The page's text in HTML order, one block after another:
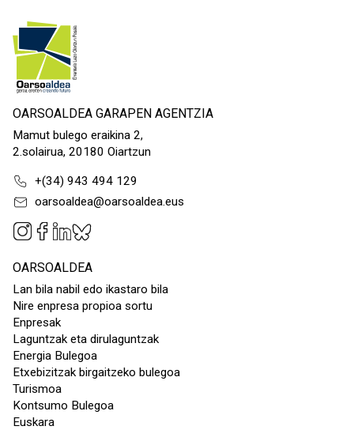
OARSOALDEA GARAPEN AGENTZIA
Mamut bulego eraikina 2,
2.solairua, 20180 Oiartzun
+(34) 943 494 129
oarsoaldea@oarsoaldea.eus
OARSOALDEA
Lan bila nabil edo ikastaro bila
Nire enpresa propioa sortu
Enpresak
Laguntzak eta dirulaguntzak
Energia Bulegoa
Etxebizitzak birgaitzeko bulegoa
Turismoa
Kontsumo Bulegoa
Euskara